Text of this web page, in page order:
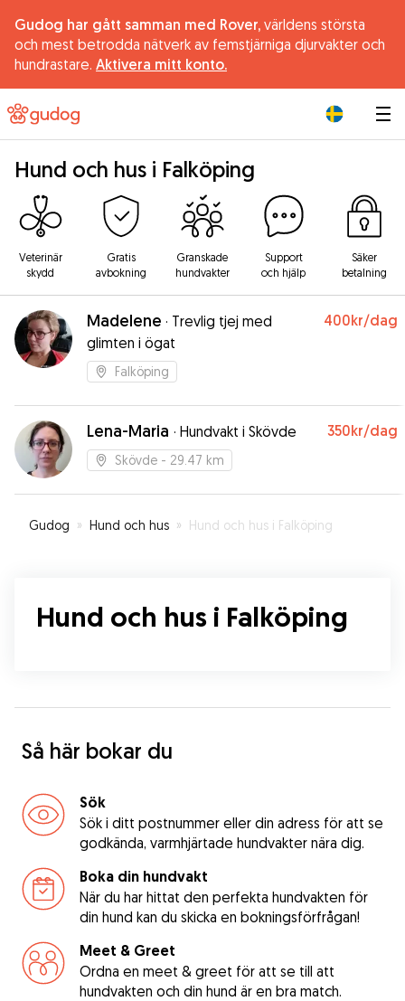
Gudog har gått samman med Rover, världens största
och mest betrodda nätverk av femstjärniga djurvakter och
hundrastare. Aktivera mitt konto.
Hund och hus i Falköping
Veterinär
skydd
Gratis
avbokning
Granskade
hundvakter
Support
och hjälp
Säker
betalning
Madelene · Trevlig tjej med
glimten i ögat
400kr/dag
Falköping
Lena-Maria · Hundvakt i Skövde 350kr/dag
Skövde - 29.47 km
Gudog » Hund och hus » Hund och hus i Falköping
Hund och hus i Falköping
Så här bokar du
Sök
Sök i ditt postnummer eller din adress för att se
godkända, varmhjärtade hundvakter nära dig.
Boka din hundvakt
När du har hittat den perfekta hundvakten för
din hund kan du skicka en bokningsförfrågan!
Meet & Greet
Ordna en meet & greet för att se till att
hundvakten och din hund är en bra match.